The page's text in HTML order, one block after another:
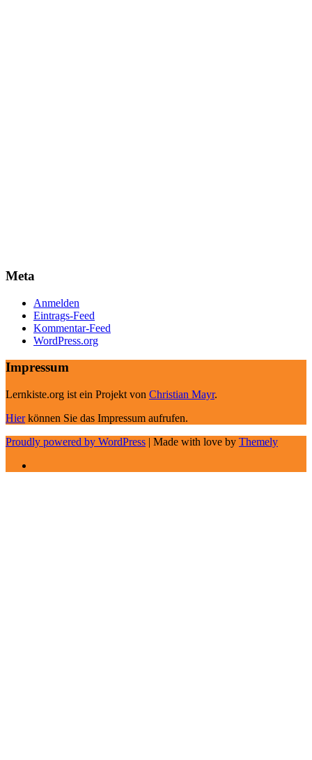
Meta
Anmelden
Eintrags-Feed
Kommentar-Feed
WordPress.org
Impressum
Lernkiste.org ist ein Projekt von Christian Mayr.
Hierkönnen Sie das Impressum aufrufen.
Proudly powered by WordPress | Made with love by Themely